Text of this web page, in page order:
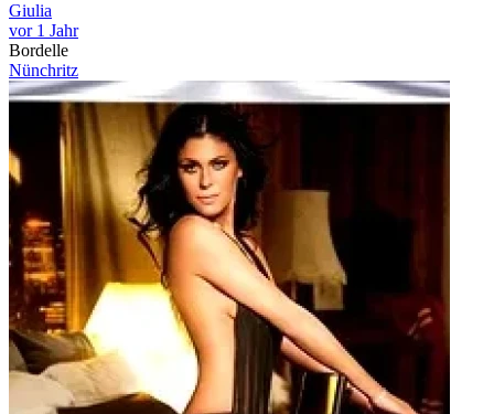
Giulia
vor 1 Jahr
Bordelle
Nünchritz